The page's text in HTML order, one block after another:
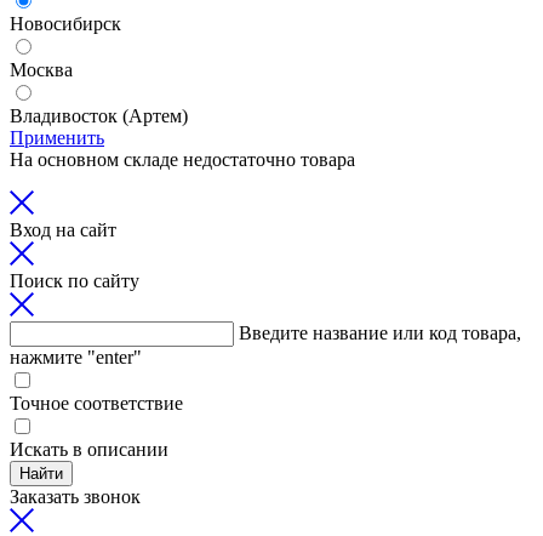
Новосибирск
Москва
Владивосток (Артем)
Применить
На основном складе недостаточно товара
Вход на сайт
Поиск по сайту
Введите название или код товара,
нажмите "enter"
Точное соответствие
Искать в описании
Найти
Заказать звонок